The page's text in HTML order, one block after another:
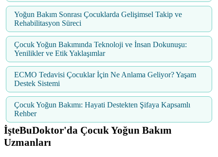
Yoğun Bakım Sonrası Çocuklarda Gelişimsel Takip ve
Rehabilitasyon Süreci
Çocuk Yoğun Bakımında Teknoloji ve İnsan Dokunuşu:
Yenilikler ve Etik Yaklaşımlar
ECMO Tedavisi Çocuklar İçin Ne Anlama Geliyor? Yaşam
Destek Sistemi
Çocuk Yoğun Bakımı: Hayati Destekten Şifaya Kapsamlı
Rehber
İşteBuDoktor'da Çocuk Yoğun Bakım
Uzmanları